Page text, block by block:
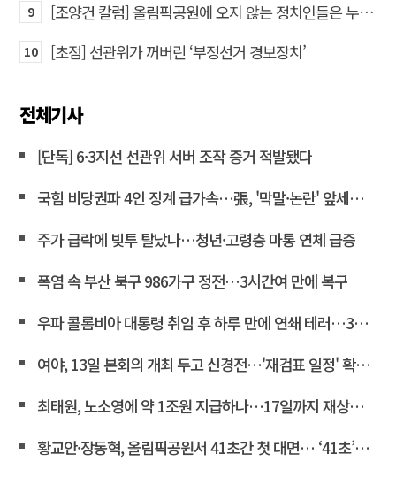
9 [조양건 칼럼] 올림픽공원에 오지 않는 정치인들은 누구인가
10 [초점] 선관위가 꺼버린 ‘부정선거 경보장치’
전체기사
[단독] 6·3지선 선관위 서버 조작 증거 적발됐다
국힘 비당권파 4인 징계 급가속…張, '막말·논란' 앞세워 역공
주가 급락에 빚투 탈났나…청년·고령층 마통 연체 급증
폭염 속 부산 북구 986가구 정전…3시간여 만에 복구
우파 콜롬비아 대통령 취임 후 하루 만에 연쇄 테러…3명 사상
여야, 13일 본회의 개최 두고 신경전…'재검표 일정' 확정도 아직<연합뉴스>
최태원, 노소영에 약 1조원 지급하나…17일까지 재상고 안하면 확정
황교안·장동혁, 올림픽공원서 41초간 첫 대면… ‘41초’가 던진 운명적 화두